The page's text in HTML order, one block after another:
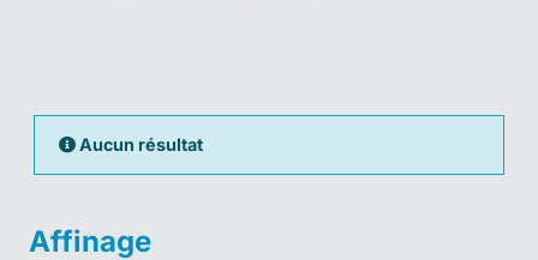
Aucun résultat
Affinage